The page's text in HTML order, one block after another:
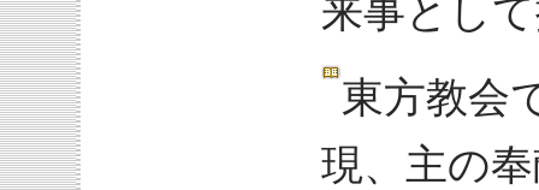
来事とし
東方教会
現、主の